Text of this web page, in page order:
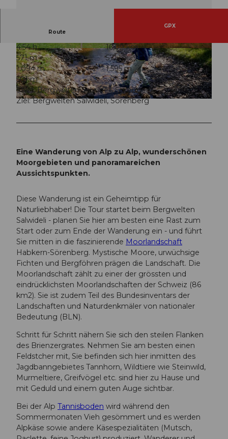
© Beat Brechbühl, UNESCO Biosphäre Entlebuch
© Sörenberg Flühli Tourismus, UNESCO Biosp
häre Entlebuch
© Martin Mägli, UNESCO Biosphäre Entlebuch
Route
GPX
4:54 h
16,09 km
571 m
571 m
1.094 m
1.595 m
501 m
Start: Bergwelten Salwideli, Sörenberg
Ziel: Bergwelten Salwideli, Sörenberg
Eine Wanderung von Alp zu Alp, wunderschönen
Moorgebieten und panoramareichen
Aussichtspunkten.
Diese Wanderung ist ein Geheimtipp für
Naturliebhaber! Die Tour startet beim Bergwelten
Salwideli - planen Sie hier am besten eine Rast zum
Start oder zum Ende der Wanderung ein - und führt
Sie mitten in die faszinierende Moorlandschaft
Habkern-Sörenberg. Mystische Moore, urwüchsige
Fichten und Bergföhren prägen die Landschaft. Die
Moorlandschaft zählt zu einer der grössten und
eindrücklichsten Moorlandschaften der Schweiz (86
km2). Sie ist zudem Teil des Bundesinventars der
Landschaften und Naturdenkmäler von nationaler
Bedeutung (BLN).
Schritt für Schritt nähern Sie sich den steilen Flanken
des Brienzergrates. Nehmen Sie am besten einen
Feldstcher mit, Sie befinden sich hier inmitten des
Jagdbanngebietes Tannhorn, Wildtiere wie Steinwild,
Murmeltiere, Greifvögel etc. sind hier zu Hause und
mit Geduld und einem guten Auge sichtbar.
Bei der Alp Tannisboden wird während den
Sommermonaten Vieh gesömmert und es werden
Alpkäse sowie andere Käsespezialitäten (Mutsch,